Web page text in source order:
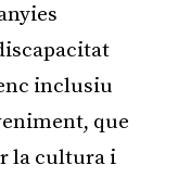
inclusiu
que
la cultura i